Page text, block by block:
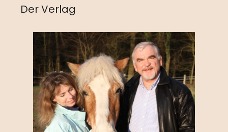
Der Verlag